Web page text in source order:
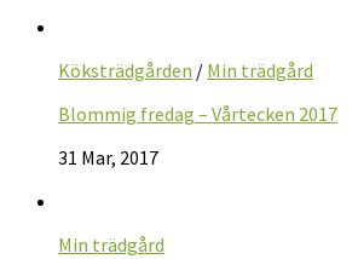
Köksträdgården / Min trädgård
Blommig fredag – Vårtecken 2017
31 Mar, 2017
Min trädgård